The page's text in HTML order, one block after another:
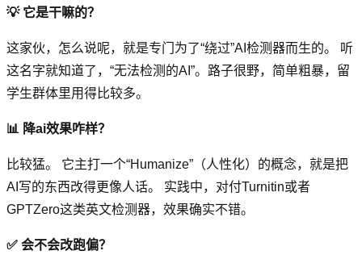
💡 它是干嘛的？
这家伙，怎么说呢，就是专门为了“绕过”AI检测器而生的。 听
这名字就知道了，“无法检测的AI”。路子很野，简单粗暴，留
学生群体里用得比较多。
📊 降ai效果咋样？
比较猛。 它主打一个“Humanize”（人性化）的概念，就是把
AI写的东西改得更像人话。 实践中，对付Turnitin或者
GPTZero这类英文检测器，效果确实不错。
✅ 会不会改跑偏？